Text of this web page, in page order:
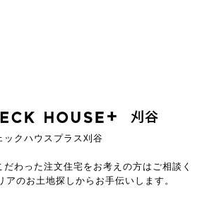
ックハウスプラス刈谷
わった注文住宅を お考えの方はご相談く
アのお土地探しからお手伝いします。